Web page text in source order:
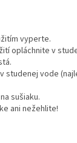
vyperte.
opláchnite v
studenej vode
sušiaku.
ani nežehlite!